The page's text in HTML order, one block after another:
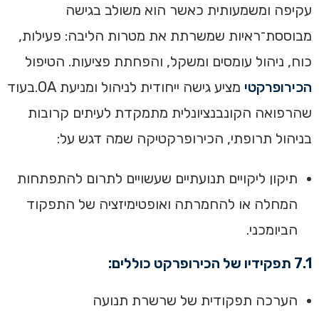
עקיפה ומשמעותית כאשר הוא משולב בגישה
מבוססת־ראיות שמשרתת את מטרות הליבה: פעילות,
כוח, ניהול עומסים ומשקל, והפחתת פציעות. הטיפול
הכירופרקטי
מציע גישה ייחודית לניהול ומניעת OA.בעוד
שהרפואה הקונבנציונלית מתמקדת לעיתים קרובות
בניהול תרופתי, הכירופרקטיקה שמה דגש על:
תיקון ליקויים תנועתיים שעשויים לתרום להתפתחות
המחלה או להחמרתה ואופטימיזציה של התפקוד
הביומכני.
7.1 תפקידיו של הכירופרקט כוללים:
הערכה תפקודית של שרשרת תנועה